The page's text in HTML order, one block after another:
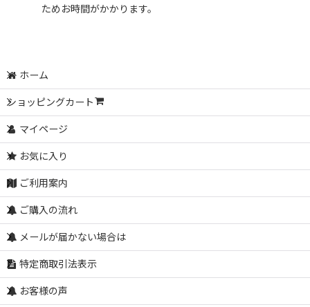
ためお時間がかかります。
ホーム
ショッピングカート
マイページ
お気に入り
ご利用案内
ご購入の流れ
メールが届かない場合は
特定商取引法表示
お客様の声